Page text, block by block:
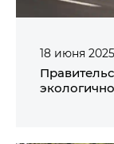
18 июня 2025